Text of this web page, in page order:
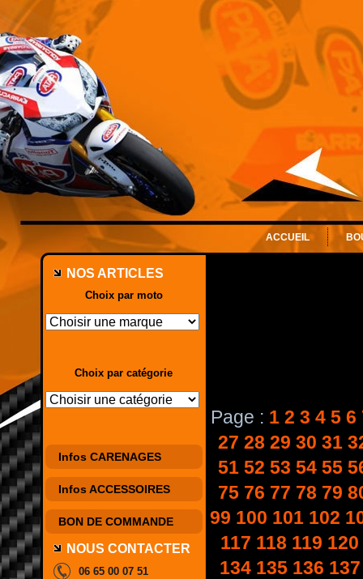
ACCUEIL
NOS ARTICLES
Choix par moto
Choix par catégorie
Infos CARENAGES
Infos ACCESSOIRES
BON DE COMMANDE
NOUS CONTACTER
06 65 00 07 51
Page : 1 2 3 4 5 6
27 28 29 30 31
51 52 53 54 55
75 76 77 78 79
99 100 101 102
117 118 119 120
134 135 136 137